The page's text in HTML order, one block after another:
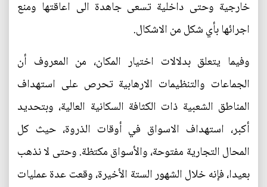
خارجية وحتى داخلية تسعى جاهدة الى اعاقتها ومنع
اجرائها بأي شكل من الاشكال.
وفيما يتعلق بدلالات اختيار المكان، من المعروف أن
الجماعات والتنظيمات الارهابية تحرص على استهداف
المناطق الشعبية ذات الكثافة السكانية العالية، وبتحديد
أكبر، استهداف الاسواق في أوقات الذروة، حيث كل
المحال التجارية مفتوحة، والأسواق مكتظة. وحتى لا نذهب
بعيدا، فإنه خلال الشهور الستة الأخيرة، وقعت عدة عمليات